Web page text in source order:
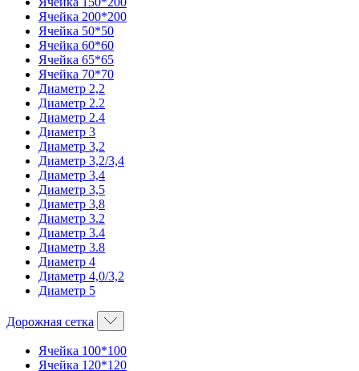
Ячейка 200*200
Ячейка 50*50
Ячейка 60*60
Ячейка 65*65
Ячейка 70*70
Диаметр 2,2
Диаметр 2.2
Диаметр 2.4
Диаметр 3
Диаметр 3,2
Диаметр 3,2/3,4
Диаметр 3,4
Диаметр 3,5
Диаметр 3,8
Диаметр 3.2
Диаметр 3.4
Диаметр 3.8
Диаметр 4
Диаметр 4,0/3,2
Диаметр 5
Дорожная сетка
Ячейка 100*100
Ячейка 120*120